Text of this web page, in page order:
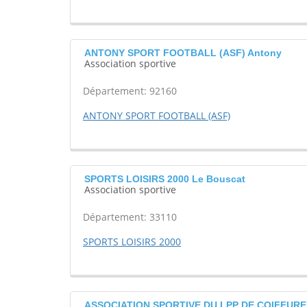
ANTONY SPORT FOOTBALL (ASF) Antony
Association sportive
Département: 92160
ANTONY SPORT FOOTBALL (ASF)
SPORTS LOISIRS 2000 Le Bouscat
Association sportive
Département: 33110
SPORTS LOISIRS 2000